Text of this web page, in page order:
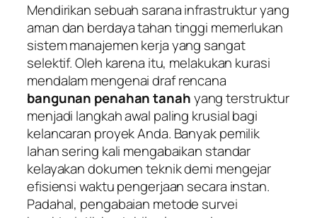
Mendirikan sebuah sarana infrastruktur yang
aman dan berdaya tahan tinggi memerlukan
sistem manajemen kerja yang sangat
selektif. Oleh karena itu, melakukan kurasi
mendalam mengenai draf rencana
bangunan penahan tanahyang terstruktur
menjadi langkah awal paling krusial bagi
kelancaran proyek Anda. Banyak pemilik
lahan sering kali mengabaikan standar
kelayakan dokumen teknik demi mengejar
efisiensi waktu pengerjaan secara instan.
Padahal, pengabaian metode survei